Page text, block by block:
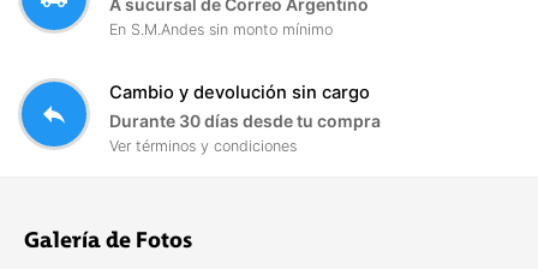
A sucursal de Correo Argentino
En S.M.Andes sin monto mínimo
reply
Cambio y devolución sin cargo
Durante 30 días desde tu compra
Ver términos y condiciones
Galería de Fotos